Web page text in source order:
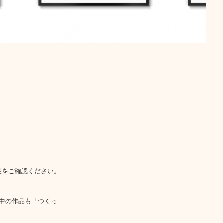
をご確認ください。
の作品も「つくっ